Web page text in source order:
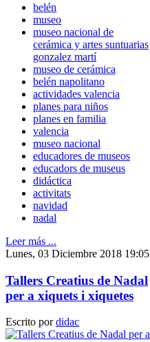
belén
museo
museo nacional de
cerámica y artes suntuarias
gonzalez martí
museo de cerámica
belén napolitano
actividades valencia
planes para niños
planes en familia
valencia
museo nacional
educadores de museos
educadors de museus
didáctica
activitats
navidad
nadal
Leer más ...
Lunes, 03 Diciembre 2018 19:05
Tallers Creatius de Nadal
per a xiquets i xiquetes
Escrito pordidac